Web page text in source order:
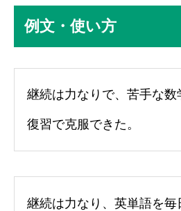
例文・使い方
継続は力なりで、苦手な数
復習で克服できた。
継続は力なり、英単語を